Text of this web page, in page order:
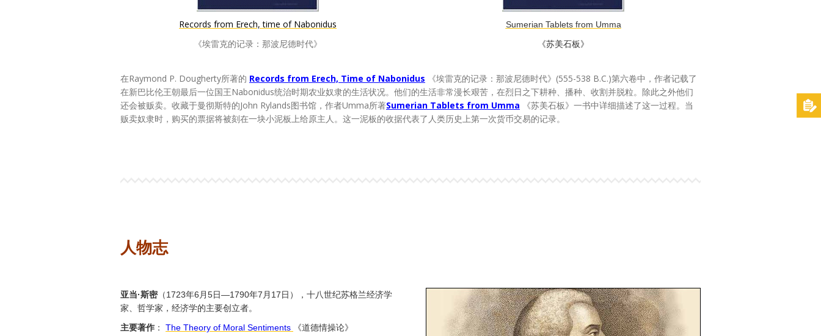
Records from Erech, time of Nabonidus
《埃雷克的记录：那波尼德时代》
Sumerian Tablets from Umma
《苏美石板》
在Raymond P. Dougherty所著的 Records from Erech, Time of Nabonidus
《埃雷克的记录：那波尼德时代》(555-538 B.C.)第六卷中，作者记载了
在新巴比伦王朝最后一位国王Nabonidus统治时期农业奴隶的生活状况。他们的生活非常漫长艰苦，在烈日之下耕种、播种、收割并脱粒。除此之外他们
还会被贩卖。收藏于曼彻斯特的John Rylands图书馆，作者Umma所著Sumerian Tablets from Umma
《苏美石板》一书中详细描述了这一过程。当
贩卖奴隶时，购买的票据将被刻在一块小泥板上给原主人。这一泥板的收据代表了人类历史上第一次货币交易的记录。
人物志
亚当·斯密（1723年6月5日—1790年7月17日），十八世纪苏格兰经济学
家、哲学家，经济学的主要创立者。
主要著作 ： The Theory of Moral Sentiments
《道德情操论》